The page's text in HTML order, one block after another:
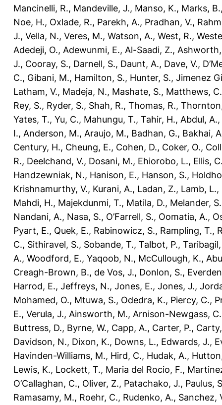
Mancinelli, R., Mandeville, J., Manso, K., Marks, B.
Noe, H., Oxlade, R., Parekh, A., Pradhan, V.,
J., Vella, N., Veres, M., Watson, A., West, R.,
Adedeji, O., Adewunmi, E., Al-Saadi, Z.,
J., Cooray, S., Darnell, S., Daunt, A., Dave, V.,
C., Gibani, M., Hamilton, S., Hunter, S., Jimenez
Latham, V., Madeja, N., Mashate, S., Matthews, C.
Rey, S., Ryder, S., Shah, R., Thomas, R.,
Yates, T., Yu, C., Mahungu, T., Tahir, H., Abdul, A.,
I., Anderson, M., Araujo, M., Badhan, G., Bakhai,
Century, H., Cheung, E., Cohen, D., Coker, O.,
R., Deelchand, V., Dosani, M., Ehiorobo, L., Ellis,
Handzewniak, N., Hanison, E., Hanson, S.,
Krishnamurthy, V., Kurani, A., Ladan, Z., Lamb, L.,
Mahdi, H., Majekdunmi, T., Matila, D., Melander, S.
Nandani, A., Nasa, S., O’Farrell, S., Oomatia, A.,
Pyart, E., Quek, E., Rabinowicz, S., Rampling, T.,
C., Sithiravel, S., Sobande, T., Talbot, P., Taribagil,
A., Woodford, E., Yaqoob, N., McCullough, K.,
Creagh-Brown, B., de Vos, J., Donlon, S.,
Harrod, E., Jeffreys, N., Jones, E., Jones, J.,
Mohamed, O., Mtuwa, S., Odedra, K., Piercy, C.,
E., Verula, J., Ainsworth, M., Arnison-Newgass, C.
Buttress, D., Byrne, W., Capp, A., Carter, P.,
Davidson, N., Dixon, K., Downs, L., Edwards, J.,
Havinden-Williams, M., Hird, C., Hudak, A.,
Lewis, K., Lockett, T., Maria del Rocio, F.,
O’Callaghan, C., Oliver, Z., Patachako, J., Paulus,
Ramasamy, M., Roehr, C., Rudenko, A., Sanchez,